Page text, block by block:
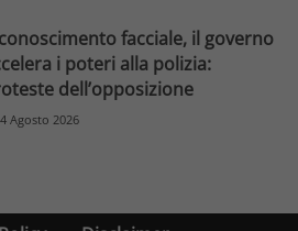
facciale, il governo
i poteri alla polizia:
dell’opposizione
4 Agosto 2026